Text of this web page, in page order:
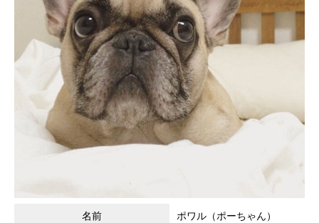
名前 ポワル（ポーちゃん）